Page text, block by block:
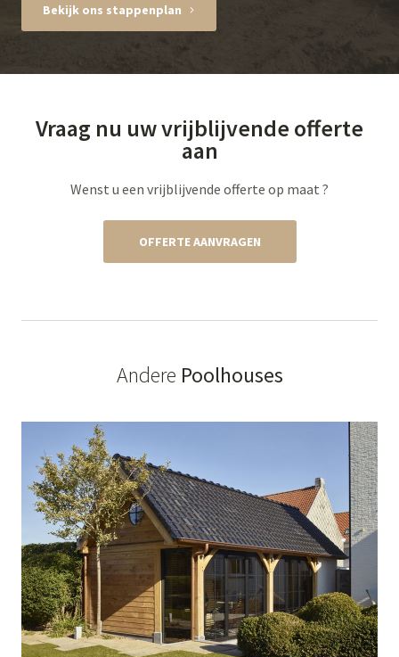
Bekijk ons stappenplan
Vraag nu uw vrijblijvende offerte
aan
Wenst u een vrijblijvende offerte op maat ?
OFFERTE AANVRAGEN
Andere Poolhouses